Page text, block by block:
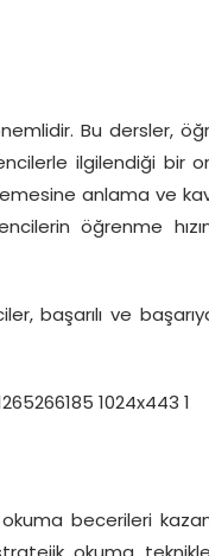
Bu dersler,
ilgilendiği bir
anlama ve
öğrenme
başarılı ve
becerileri